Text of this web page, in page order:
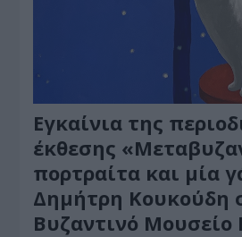
Εγκαίνια της
έκθεσης
πορτραίτα και μία
Δημήτρη Κουκούδη
Βυζαντινό Μουσείο